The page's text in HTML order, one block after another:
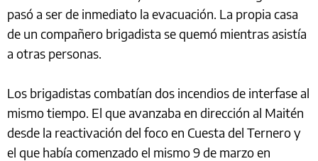
pasó a ser de inmediato la evacuación. La propia casa
de un compañero brigadista se quemó mientras asistía
a otras personas.
Los brigadistas combatían dos incendios de interfase al
mismo tiempo. El que avanzaba en dirección al Maitén
desde la reactivación del foco en Cuesta del Ternero y
el que había comenzado el mismo 9 de marzo en